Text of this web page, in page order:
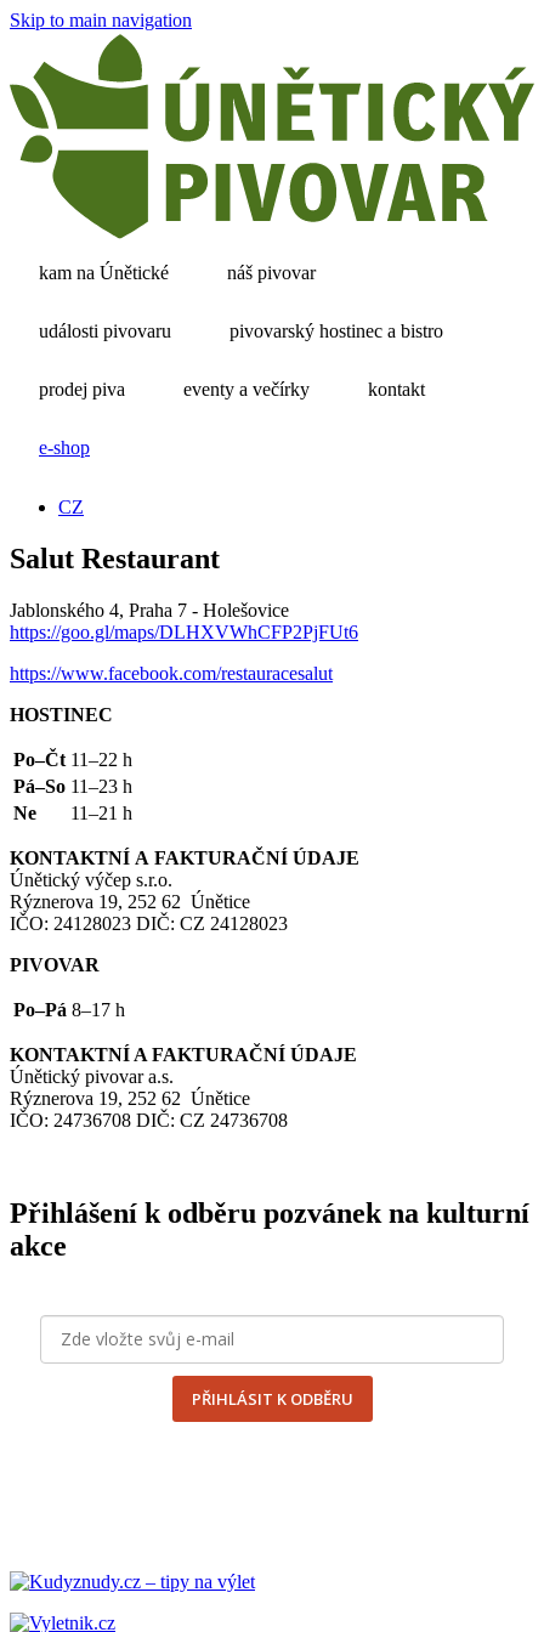
Skip to main navigation
kam na Únětické náš pivovar
události pivovaru pivovarský hostinec a bistro
prodej piva eventy a večírky kontakt
e-shop
CZ
Salut Restaurant
Jablonského 4, Praha 7 - Holešovice
https://goo.gl/maps/DLHXVWhCFP2PjFUt6
https://www.facebook.com/restauracesalut
HOSTINEC
Po–Čt 11–22 h
Pá–So 11–23 h
Ne
11–21 h
KONTAKTNÍ A FAKTURAČNÍ ÚDAJE
Únětický výčep s.r.o.
Rýznerova 19, 252 62 Únětice
IČO: 24128023 DIČ: CZ 24128023
PIVOVAR
Po–Pá 8–17 h
KONTAKTNÍ A FAKTURAČNÍ ÚDAJE
Únětický pivovar a.s.
Rýznerova 19, 252 62 Únětice
IČO: 24736708 DIČ: CZ 24736708
Přihlášení k odběru pozvánek na kulturní
akce
PŘIHLÁSIT K ODBĚRU